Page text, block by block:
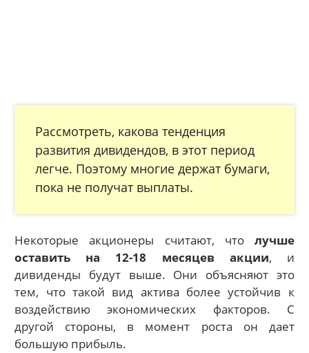
Рассмотреть, какова тенденция
развития дивидендов, в этот период
легче. Поэтому многие держат бумаги,
пока не получат выплаты.
Некоторые акционеры считают, что лучше
оставить на 12-18 месяцев акции, и
дивиденды будут выше. Они объясняют это
тем, что такой вид актива более устойчив к
воздействию экономических факторов. С
другой стороны, в момент роста он дает
большую прибыль.